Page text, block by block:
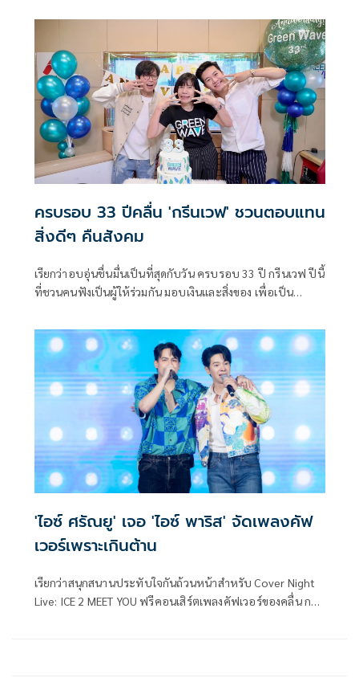
แวดล้อม
ครบรอบ 33 ปีคลื่น 'กรีนเวฟ' ชวนตอบแทน
สิ่งดีๆ คืนสังคม
เรียกว่าอบอุ่นชื่นมื่นเป็นที่สุดกับวัน ครบรอบ 33 ปี กรีนเวฟ ปีนี้
ที่ชวนคนฟังเป็นผู้ให้ร่วมกัน มอบเงินและสิ่งของ เพื่อเป็น
ตั้งแต่เช้า ดีเจอั๋น -ภูวนาท คุนผลิน , ดีเจอ้อย-นภาพร ไตรวิทย์
วารีกุล , ดีเจเป้-วิศวะ กิจตันขจร ร่วมกันเป่าเค้กวันเกิดในสตูดิโอ
กรีนเวฟอย่างอบอุ่น พร้อมกับเปิดกิจกรรม น้ำใจหลังน้ำลด ที่
ร่วมกับ สำนักงานบรรเทาทุกข์และประชานามัยพิทักษ์
สภากาชาดไทย และ มูลนิธิกระจกเงา
'ไอซ์ ศรัณยู' เจอ 'ไอซ์ พาริส' จัดเพลงคัฟ
เวอร์เพราะเกินต้าน
เรียกว่าสนุกสนานประทับใจกันถ้วนหน้าสำหรับ Cover Night
Live: ICE 2 MEET YOU ฟรีคอนเสิร์ตเพลงคัฟเวอร์ของคลื่น กรีน